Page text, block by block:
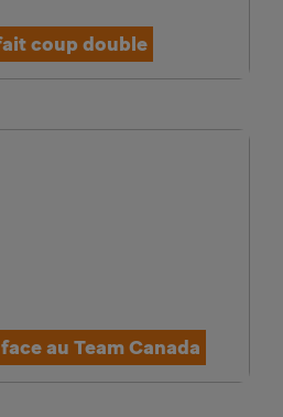
coup double
au Team Canada